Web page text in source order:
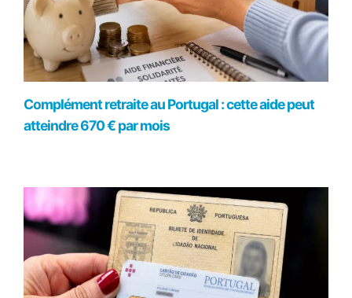
Complément retraite au Portugal : cette aide peut
atteindre 670 € par mois